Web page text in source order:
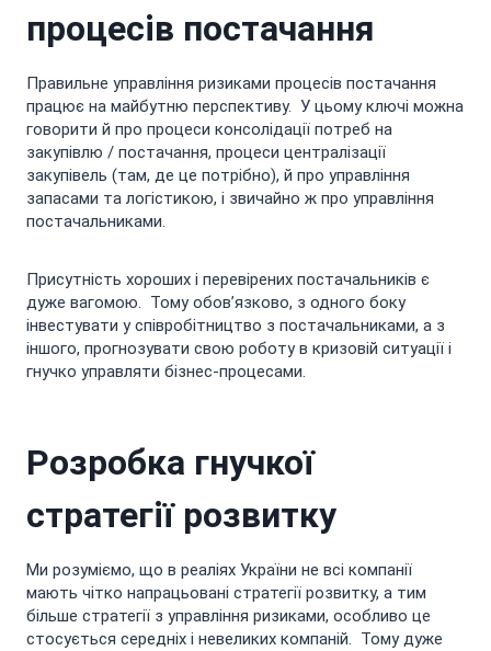
процесів постачання
Правильне управління ризиками процесів постачання
працює на майбутню перспективу. У цьому ключі можна
говорити й про процеси консолідації потреб на
закупівлю / постачання, процеси централізації
закупівель (там, де це потрібно), й про управління
запасами та логістикою, і звичайно ж про управління
постачальниками.
Присутність хороших і перевірених постачальників є
дуже вагомою. Тому обов’язково, з одного боку
інвестувати у співробітництво з постачальниками, а з
іншого, прогнозувати свою роботу в кризовій ситуації і
гнучко управляти бізнес-процесами.
Розробка гнучкої
стратегії розвитку
Ми розуміємо, що в реаліях України не всі компанії
мають чітко напрацьовані стратегії розвитку, а тим
більше стратегії з управління ризиками, особливо це
стосується середніх і невеликих компаній. Тому дуже